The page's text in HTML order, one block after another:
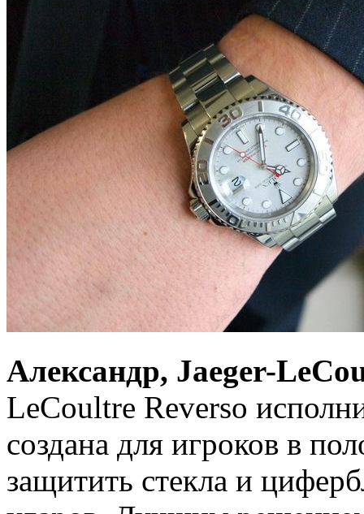
Александр, Jaeger-
LeCoultre Reverso
создана для игроков в
защитить стекла и